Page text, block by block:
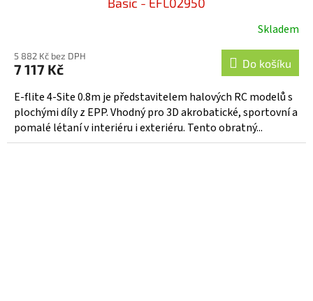
Skladem
5 882 Kč bez DPH
7 117 Kč Do košíku
E-flite 4-Site 0.8m je představitelem halových RC modelů s
plochými díly z EPP. Vhodný pro 3D akrobatické, sportovní a
pomalé létaní v interiéru i exteriéru. Tento obratný...